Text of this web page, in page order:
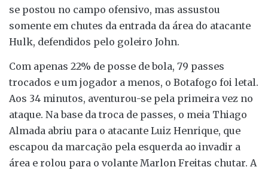
se postou no campo ofensivo, mas assustou
somente em chutes da entrada da área do atacante
Hulk, defendidos pelo goleiro John.
Com apenas 22% de posse de bola, 79 passes
trocados e um jogador a menos, o Botafogo foi letal.
Aos 34 minutos, aventurou-se pela primeira vez no
ataque. Na base da troca de passes, o meia Thiago
Almada abriu para o atacante Luiz Henrique, que
escapou da marcação pela esquerda ao invadir a
área e rolou para o volante Marlon Freitas chutar. A